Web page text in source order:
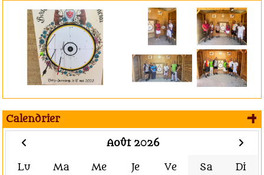
Calendrier
Août 2026
Lu Ma Me Je Ve Sa Di